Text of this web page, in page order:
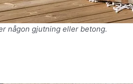
någon gjutning eller betong.